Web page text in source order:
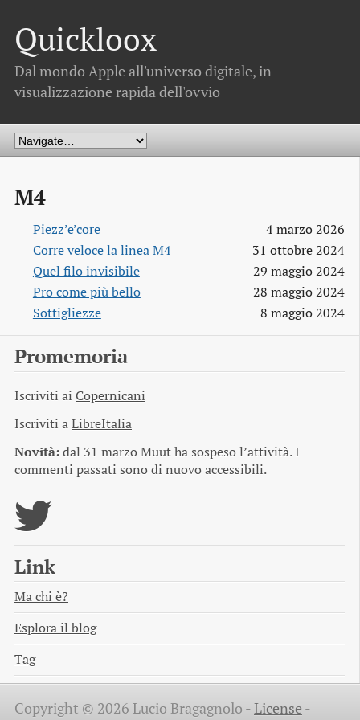
Quickloox
Dal mondo Apple all'universo digitale, in
visualizzazione rapida dell'ovvio
M4
Piezz’e’core
4 marzo 2026
Corre veloce la linea M4
31 ottobre 2024
Quel filo invisibile
29 maggio 2024
Pro come più bello
28 maggio 2024
Sottigliezze
8 maggio 2024
Promemoria
Iscriviti ai Copernicani
Iscriviti aLibreItalia
Novità:dal 31 marzo Muut ha sospeso l’attività. I
commenti passati sono di nuovo accessibili.
Link
Ma chi è?
Esplora il blog
Tag
Copyright © 2026 Lucio Bragagnolo -License -